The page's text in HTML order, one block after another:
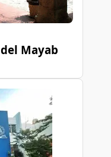
Mayab